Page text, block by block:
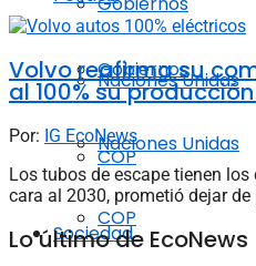
Naciones Unidas
COP
Sociedad
Gobiernos
Naciones Unidas
COP
Volvo reafirma su
al 100% su
Por: IG EcoNews
Los tubos de escape tienen
cara al 2030, prometió dejar
Lo último de EcoNews